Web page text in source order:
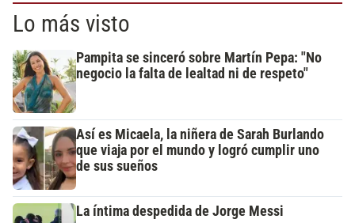
Lo más visto
Pampita se sinceró sobre Martín Pepa: "No
negocio la falta de lealtad ni de respeto"
Así es Micaela, la niñera de Sarah Burlando
que viaja por el mundo y logró cumplir uno
de sus sueños
La íntima despedida de Jorge Messi